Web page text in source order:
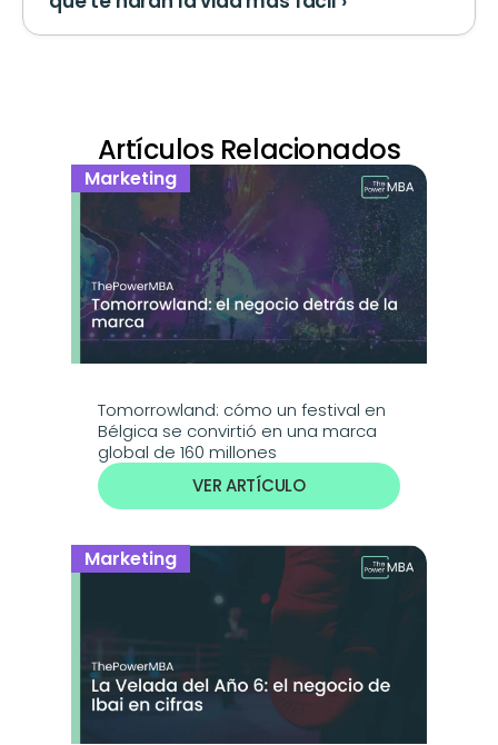
Artículos Relacionados
Marketing
Tomorrowland: cómo un festival en
Bélgica se convirtió en una marca
global de 160 millones
VER ARTÍCULO
Marketing